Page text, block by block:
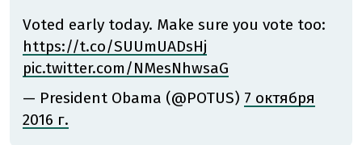
Voted early today. Make sure you vote too:
https://t.co/SUUmUADsHj
pic.twitter.com/NMesNhwsaG
— President Obama (@POTUS) 7 октября
2016 г.